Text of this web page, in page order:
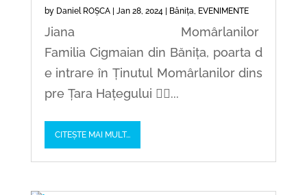
by Daniel ROȘCA| Jan 28, 2024| Bănița, EVENIMENTE
Jiana Momârlanilor
Familia Cigmaian din Bănița, poarta d
e intrare în Ținutul Momârlanilor dins
pre Țara Hațegului ✍🏻...
CITEȘTE MAI MULT...